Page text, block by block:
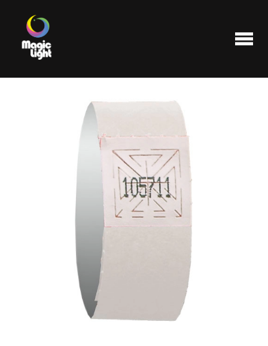
Les plus populaires
Liquidations
Nous joindre